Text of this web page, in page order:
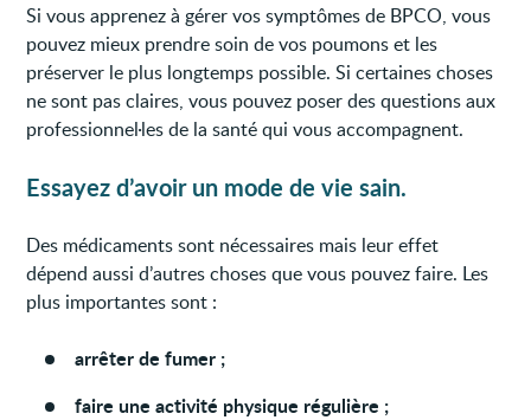
Si vous apprenez à gérer vos symptômes de BPCO, vous
pouvez mieux prendre soin de vos poumons et les
préserver le plus longtemps possible. Si certaines choses
ne sont pas claires, vous pouvez poser des questions aux
professionnel·les de la santé qui vous accompagnent.
Essayez d’avoir un mode de vie sain.
Des médicaments sont nécessaires mais leur effet
dépend aussi d’autres choses que vous pouvez faire. Les
plus importantes sont :
arrêter de fumer ;
faire une activité physique régulière ;